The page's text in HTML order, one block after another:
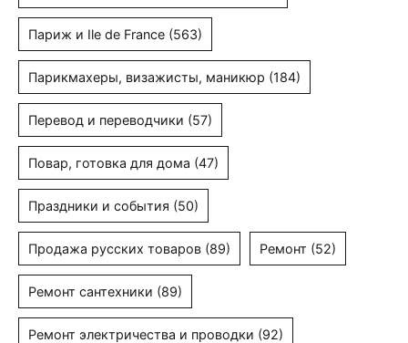
Париж и Ile de France (563)
Парикмахеры, визажисты, маникюр (184)
Перевод и переводчики (57)
Повар, готовка для дома (47)
Праздники и события (50)
Продажа русских товаров (89) Ремонт (52)
Ремонт сантехники (89)
Ремонт электричества и проводки (92)